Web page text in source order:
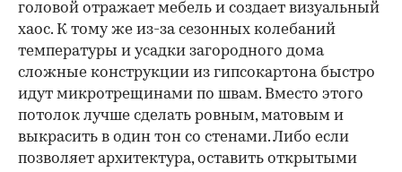
головой отражает мебель и создает визуальный
хаос. К тому же из-за сезонных колебаний
температуры и усадки загородного дома
сложные конструкции из гипсокартона быстро
идут микротрещинами по швам. Вместо этого
потолок лучше сделать ровным, матовым и
выкрасить в один тон со стенами. Либо если
позволяет архитектура, оставить открытыми